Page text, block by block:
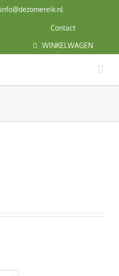
info@dezomereik.nl
Contact
WINKELWAGEN